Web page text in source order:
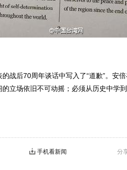
后70周年谈话中写入了“道歉”。安
立场依旧不可动摇；必须从历史中学
分
手机看新闻